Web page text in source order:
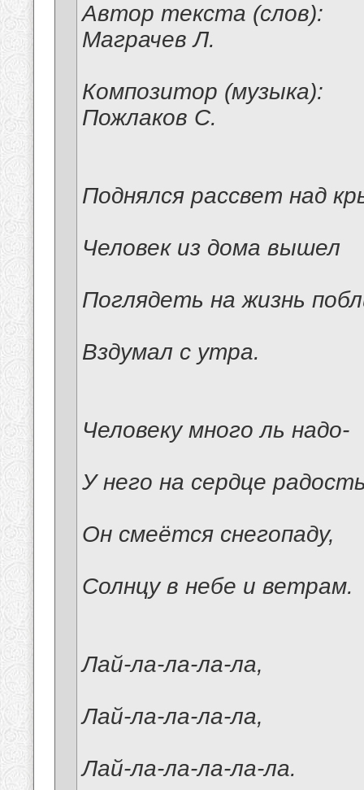
Автор текста (слов):
Маграчев Л.
Композитор (музыка):
Пожлаков С.
Поднялся рассвет над
Человек из дома вышел
Поглядеть на жизнь
Вздумал с утра.
Человеку много ль надо-
У него на сердце
Он смеётся снегопаду,
Солнцу в небе и ветрам.
Лай-ла-ла-ла-ла,
Лай-ла-ла-ла-ла,
Лай-ла-ла-ла-ла-ла.